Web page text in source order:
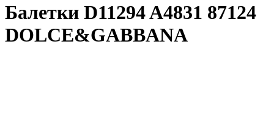
Балетки D11294 A4831 87124
DOLCE&GABBANA